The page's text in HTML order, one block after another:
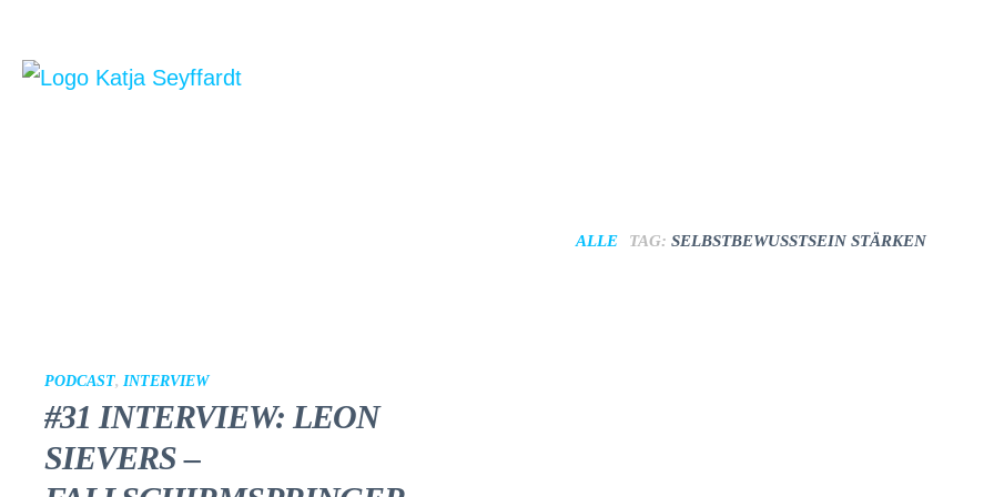
ALLE TAG: SELBSTBEWUSSTSEIN STÄRKEN
PODCAST, INTERVIEW
#31 INTERVIEW: LEON
SIEVERS –